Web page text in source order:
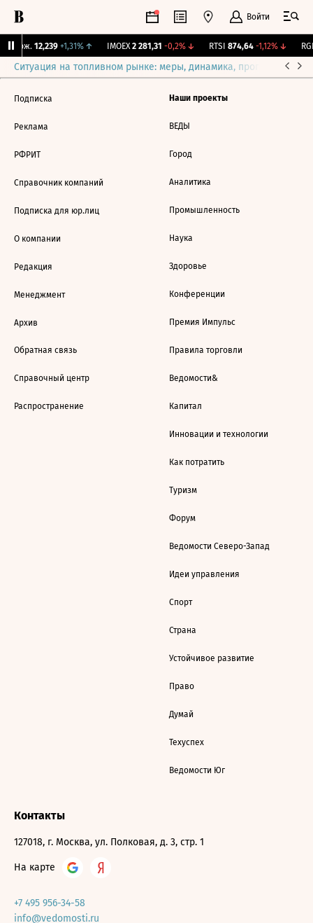
Войти
Бирж. 12,239 +1,31%↑ IMOEX 2 281,31 -0,2%↓ RTSI 874,64 -1,12%↓
Ситуация на топливном рынке: меры, динамика, прогнозы
Подписка
Реклама
РФРИТ
Справочник компаний
Подписка для юр.лиц
О компании
Редакция
Менеджмент
Архив
Обратная связь
Справочный центр
Распространение
Наши проекты
ВЕДЫ
Город
Аналитика
Промышленность
Наука
Здоровье
Конференции
Премия Импульс
Правила торговли
Ведомости&
Капитал
Инновации и технологии
Как потратить
Туризм
Форум
Ведомости Северо-Запад
Идеи управления
Спорт
Страна
Устойчивое развитие
Право
Думай
Техуспех
Ведомости Юг
Контакты
127018, г. Москва, ул. Полковая, д. 3, стр. 1
На карте
+7 495 956-34-58
info@vedomosti.ru